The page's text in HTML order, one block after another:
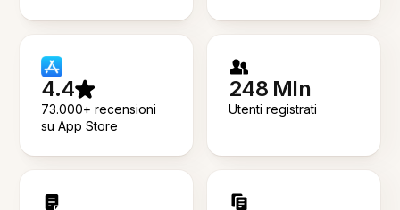
4.4
73.000+ recensioni
su App Store
248 Mln
Utenti registrati